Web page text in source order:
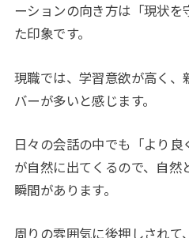
ーションの向き方は「現状
た印象です。
現職では、学習意欲が高く
バーが多いと感じます。
日々の会話の中でも「より
が自然に出てくるので、自然
瞬間があります。
周りの雰囲気に後押しされて